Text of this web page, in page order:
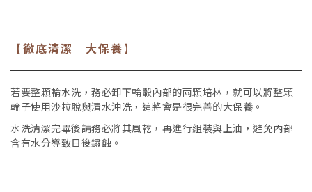
【 徹底清潔｜大保養 】
若要整顆輪水洗，務必卸下輪轂內部的兩顆培林，就可以將整顆
輪子使用沙拉脫與清水沖洗，這將會是很完善的大保養。
水洗清潔完畢後請務必將其風乾，再進行組裝與上油，避免內部
含有水分導致日後鏽蝕。